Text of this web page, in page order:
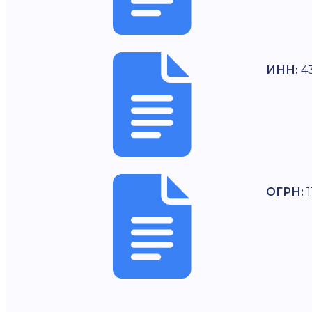
ИНН:
ОГРН: